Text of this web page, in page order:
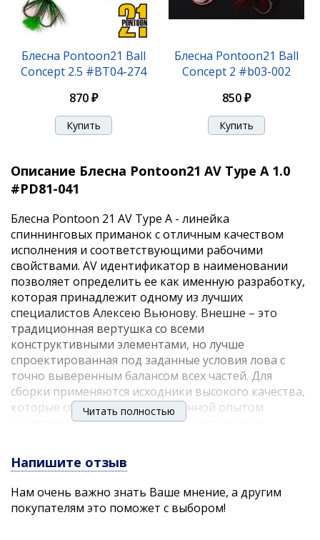
Блесна Pontoon21 Ball
Concept 2.5 #BT04-274
870 ₽
Блесна Pontoon21 Ball
Concept 2 #b03-002
850 ₽
Описание Блесна Pontoon21 AV Type A 1.0
#PD81-041
Блесна Pontoon 21 AV Type A - линейка
спиннинговых приманок с отличным качеством
исполнения и соответствующими рабочими
свойствами. AV идентификатор в наименовании
позволяет определить ее как именную разработку,
которая принадлежит одному из лучших
специалистов Алексею Вьюнову. Внешне – это
традиционная вертушка со всеми
конструктивными элементами, но лучше
спроектированная под заданные условия лова с
точно выверенным балансом всех частей. Для
сборки применяются исходники высокого качества,
которые сочетаются с проверенной опытом
конструкцией и тщательностью исполнения.
21 AV Type A оснащена лепестком типа "аглия" с
уменьшенными размерами рабочей поверхности,
умеренной толщиной и округлой формой, что
обеспечивает отклонение в 60° при проводке и
делает вертушку оптимальной для условий
Читать полностью
Напишите отзыв
Нам очень важно знать Ваше мнение, а другим
покупателям это поможет с выбором!